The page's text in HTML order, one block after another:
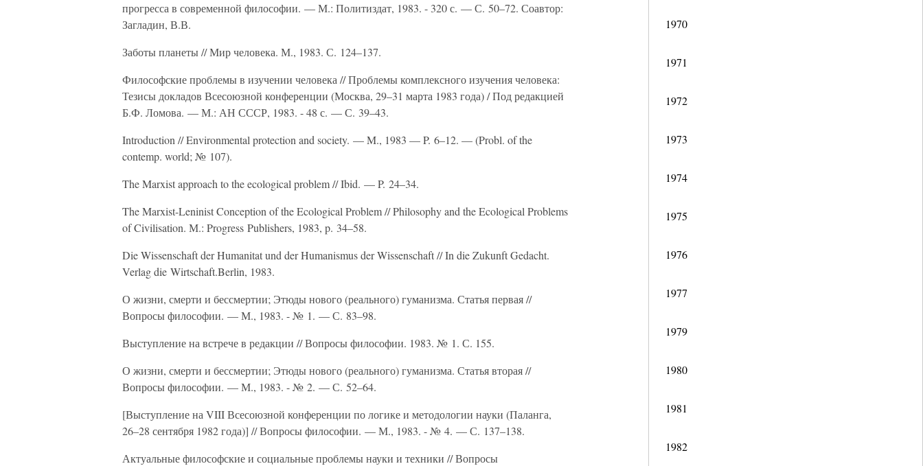
1970
1971
1972
1973
1974
1975
1976
1977
1979
1980
1981
1982
прогресса в современной философии. — М.: Политиздат, 1983. - 320 с. — С. 50–72. Соавтор:
Загладин, В.В.
Заботы планеты // Мир человека. М., 1983. С. 124–137.
Философские проблемы в изучении человека // Проблемы комплексного изучения человека:
Тезисы докладов Всесоюзной конференции (Москва, 29–31 марта 1983 года) / Под редакцией
Б.Ф. Ломова. — М.: АН СССР, 1983. - 48 с. — С. 39–43.
Introduction // Environmental protection and society. — M., 1983 — P. 6–12. — (Probl. of the
contemp. world; № 107).
The Marxist approach to the ecological problem // Ibid. — P. 24–34.
The Marxist-Leninist Conception of the Ecological Problem // Philosophy and the Ecological Problems
of Civilisation. М.: Progress Publishers, 1983, p. 34–58.
Die Wissenschaft der Humanitat und der Humanismus der Wissenschaft // In die Zukunft Gedacht.
Verlag die Wirtschaft.Berlin, 1983.
О жизни, смерти и бессмертии; Этюды нового (реального) гуманизма. Статья первая //
Вопросы философии. — М., 1983. - № 1. — С. 83–98.
Выступление на встрече в редакции // Вопросы философии. 1983. № 1. С. 155.
О жизни, смерти и бессмертии; Этюды нового (реального) гуманизма. Статья вторая //
Вопросы философии. — М., 1983. - № 2. — С. 52–64.
[Выступление на VIII Всесоюзной конференции по логике и методологии науки (Паланга,
26–28 сентября 1982 года)] // Вопросы философии. — М., 1983. - № 4. — С. 137–138.
Актуальные философские и социальные проблемы науки и техники // Вопросы